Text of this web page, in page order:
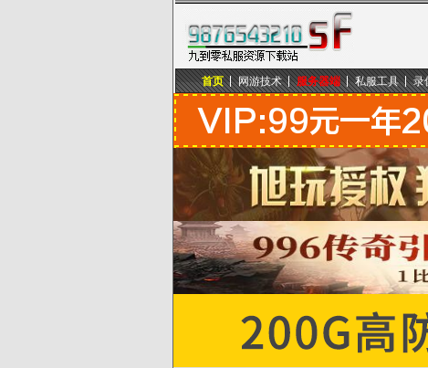
九到零私服资源下载站
首页 网游技术 服务器端 私服工具 录